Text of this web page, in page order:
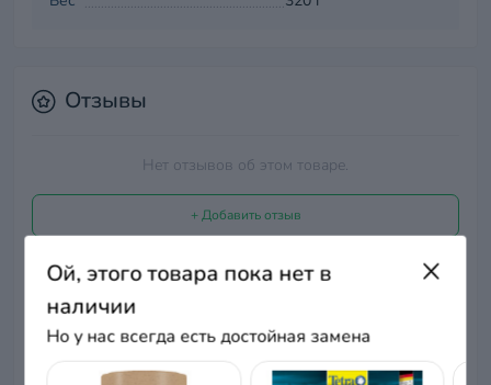
Отзывы
Нет отзывов об этом товаре.
+ Добавить отзыв
Нет отзывов о данном товаре, станьте
первым, оставьте свой отзыв.
Ой, этого товара пока нет в
наличии
Но у нас всегда есть достойная замена